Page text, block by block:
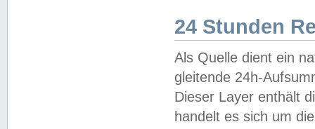
24 Stunden
Als Quelle dient ein
gleitende 24h-
Dieser Layer enthält
handelt es sich um